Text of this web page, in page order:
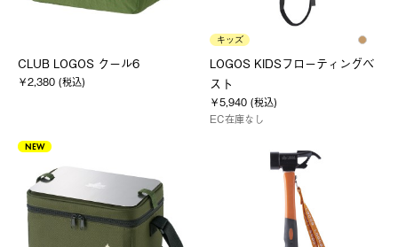
CLUB LOGOS クール6
￥2,380 (税込)
キッズ
LOGOS KIDSフローティングベ
スト
￥5,940 (税込)
EC在庫なし
NEW